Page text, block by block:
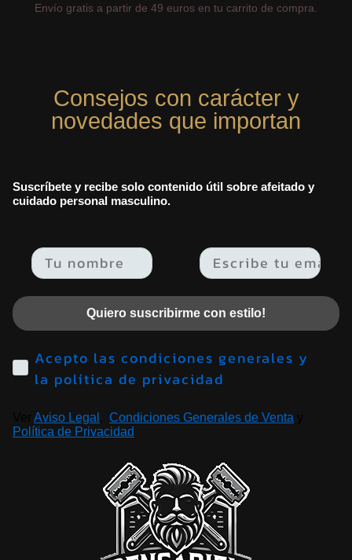
Envío gratis a partir de 49 euros en tu carrito de compra.
Consejos con carácter y
novedades que importan
Suscríbete y recibe solo contenido útil sobre afeitado y
cuidado personal masculino.
Email
Quiero suscribirme con estilo!
Acepto las condiciones generales y
la política de privacidad
Aviso Legal Condiciones Generales de Venta
Política de Privacidad